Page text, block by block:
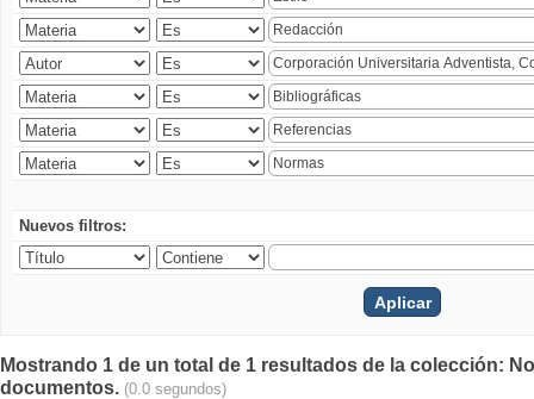
Nuevos filtros:
Mostrando 1 de un total de 1 resultados de la colección:
documentos. (0.0 segundos)